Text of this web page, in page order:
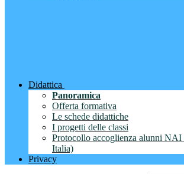
Didattica
Panoramica
Offerta formativa
Le schede didattiche
I progetti delle classi
Protocollo accoglienza alunni
Italia)
Privacy